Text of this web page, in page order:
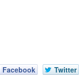
Facebook Twitter